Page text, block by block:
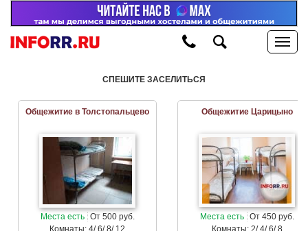
СПЕШИТЕ ЗАСЕЛИТЬСЯ
Общежитие в Толстопальцево
Места есть От 500 руб.
Общежитие Царицыно
Места есть От 450 руб.